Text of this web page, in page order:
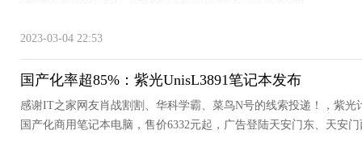
2023-03-04 22:53
国产化率超85%：紫光UnisL3891笔记本发布
感谢IT之家网友肖战割割、华科学霸、菜鸟N号的线索投递！，紫
国产化商用笔记本电脑，售价6332元起，广告登陆天安门东、天安